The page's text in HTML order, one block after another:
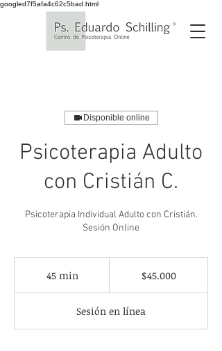
googled7f5afa4c62c5bad.html
Disponible online
Psicoterapia Adulto
con Cristián C.
Psicoterapia Individual Adulto con Cristián.
Sesión Online
45 min4
m
i
$45.000
Sesión en línea